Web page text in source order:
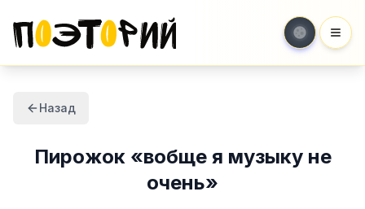
Назад
Пирожок«вобще я музыку не
очень»